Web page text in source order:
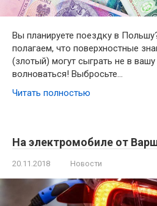
Вы планируете поездку в
полагаем, что поверхностные
(злотый) могут сыграть не в
волноваться! Выбросьте…
Читать полностью
На электромобиле от
20.11.2018 Новости